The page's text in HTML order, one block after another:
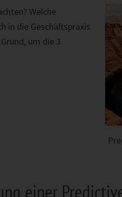
Welche
in die Geschäftspraxis
um die 3
einer